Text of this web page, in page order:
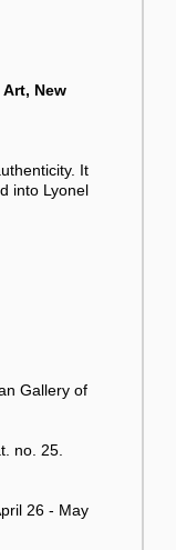
New
It
into Lyonel
Gallery of
no. 25.
26 - May